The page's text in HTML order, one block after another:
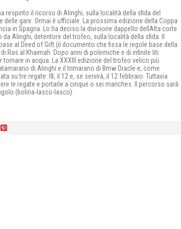
respinto il ricorso di Alinghi, sulla località della sfida del
gare. Ormai è ufficiale. La prossima edizione della Coppa
in Spagna. Lo ha deciso la divisione dappello dellAlta corte
Alinghi, detentore del trofeo, sulla località della sfida. Il
al Deed of Gift (il documento che fissa le regole base della
Ras al Khaimah. Dopo anni di polemiche e di infinite liti
in acqua. La XXXIII edizione del trofeo velico più
di Alinghi e il trimarano di Bmw Oracle e, come
su tre regate: l8, il 12 e, se servirà, il 12 febbraio. Tuttavia
le regate e portarle a cinque o sei manches. Il percorso sarà
(bolina-lasco-lasco).